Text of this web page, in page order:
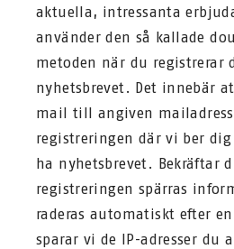
aktuella, intressanta
använder den så kallade
metoden när du registrerar
nyhetsbrevet. Det innebär
mail till angiven
registreringen där vi ber
ha nyhetsbrevet. Bekräftar
registreringen spärras
raderas automatiskt efter
sparar vi de IP-adresser du